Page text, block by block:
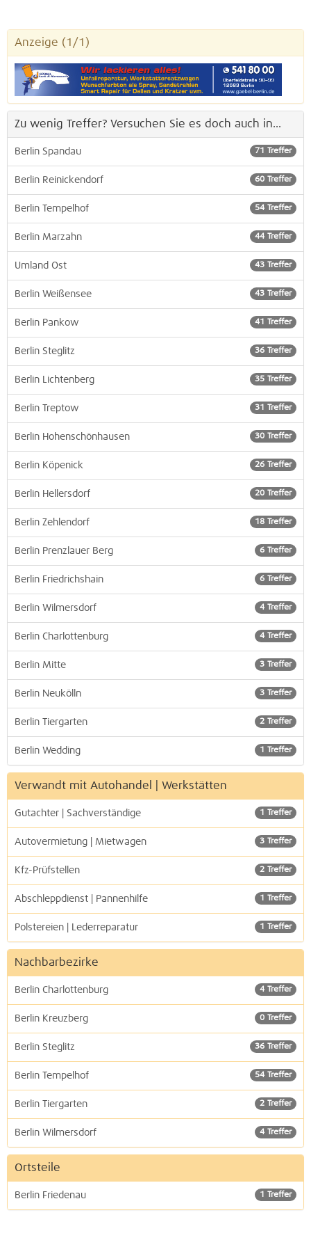
Anzeige (1/1)
Zu wenig Treffer? Versuchen Sie es doch auch in...
71 Treffer
Berlin Spandau
60 Treffer
Berlin Reinickendorf
54 Treffer
Berlin Tempelhof
44 Treffer
Berlin Marzahn
43 Treffer
Umland Ost
43 Treffer
Berlin Weißensee
41 Treffer
Berlin Pankow
36 Treffer
Berlin Steglitz
35 Treffer
Berlin Lichtenberg
31 Treffer
Berlin Treptow
30 Treffer
Berlin Hohenschönhausen
26 Treffer
Berlin Köpenick
20 Treffer
Berlin Hellersdorf
18 Treffer
Berlin Zehlendorf
6 Treffer
Berlin Prenzlauer Berg
6 Treffer
Berlin Friedrichshain
4 Treffer
Berlin Wilmersdorf
4 Treffer
Berlin Charlottenburg
3 Treffer
Berlin Mitte
3 Treffer
Berlin Neukölln
2 Treffer
Berlin Tiergarten
1 Treffer
Berlin Wedding
Verwandt mit Autohandel | Werkstätten
1 Treffer
Gutachter | Sachverständige
3 Treffer
Autovermietung | Mietwagen
2 Treffer
Kfz-Prüfstellen
1 Treffer
Abschleppdienst | Pannenhilfe
1 Treffer
Polstereien | Lederreparatur
Nachbarbezirke
4 Treffer
Berlin Charlottenburg
0 Treffer
Berlin Kreuzberg
36 Treffer
Berlin Steglitz
54 Treffer
Berlin Tempelhof
2 Treffer
Berlin Tiergarten
4 Treffer
Berlin Wilmersdorf
Ortsteile
1 Treffer
Berlin Friedenau